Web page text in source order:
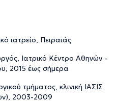
ιατρείο, Πειραιάς
Ιατρικό Κέντρο Αθηνών -
2015 έως σήμερα
τμήματος, κλινική ΙΑΣΙΣ
2003-2009